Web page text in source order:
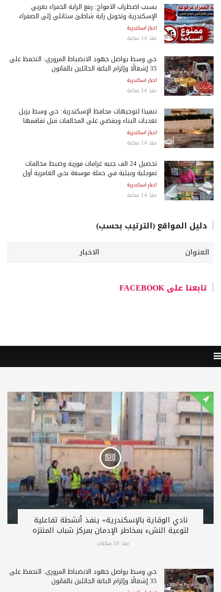
بسبب اضطراب الأمواج: رفع الراية الحمراء بغربي
الإسكندرية وتحويل راية شاطئ ستانلي إلى الصفراء
اخبار اسكندرية
منذ 14 ساعة
حي وسط يواصل جهود الانضباط المروري: التحفظ على
35 إشغالًا وإلزام الباعة الجائلين بالقانون
اخبار اسكندرية
منذ 14 ساعة
تنفيذًا لتوجيهات محافظ الإسكندرية: حي وسط يزيل
تعديات البناء ويقضي على المخالفات قبل تفاقمها
اخبار اسكندرية
منذ 14 ساعة
تحصيل 24 ألف جنيه غرامات فورية وضبط مخالفات
تمويلية وبيئية في حملة موسعة بحي العامرية أول
اخبار اسكندرية
منذ 14 ساعة
دليل المواقع (الترتيب بحسب)
العنوان الاخبار
تابعنا على FACEBOOK
نادي الوقاية بالإسكندرية» ينفذ أنشطة تفاعلية
لتوعية النشء بمخاطر الإدمان بمركز شباب المنتزه
منذ 10 ساعات
حي وسط يواصل جهود الانضباط المروري: التحفظ على
35 إشغالًا وإلزام الباعة الجائلين بالقانون